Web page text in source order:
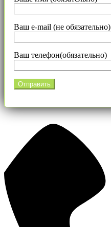
Ваш e-mail (не обязательно)
Ваш телефон(обязательно)